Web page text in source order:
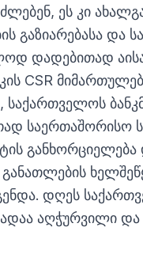
ეს კი
გაზიარებასა და
დადებითად
CSR
საქართველოს
საერთაშორისო
დღეს
აღჭურვილი და